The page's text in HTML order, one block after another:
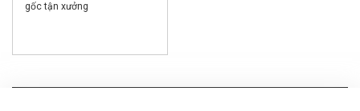
gốc tận xưởng